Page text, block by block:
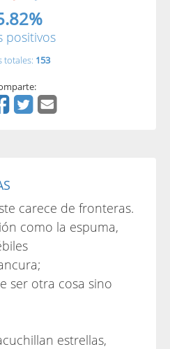
positivos
totales: 153
carece de fronteras.
como la espuma,
ser otra cosa sino
estrellas,